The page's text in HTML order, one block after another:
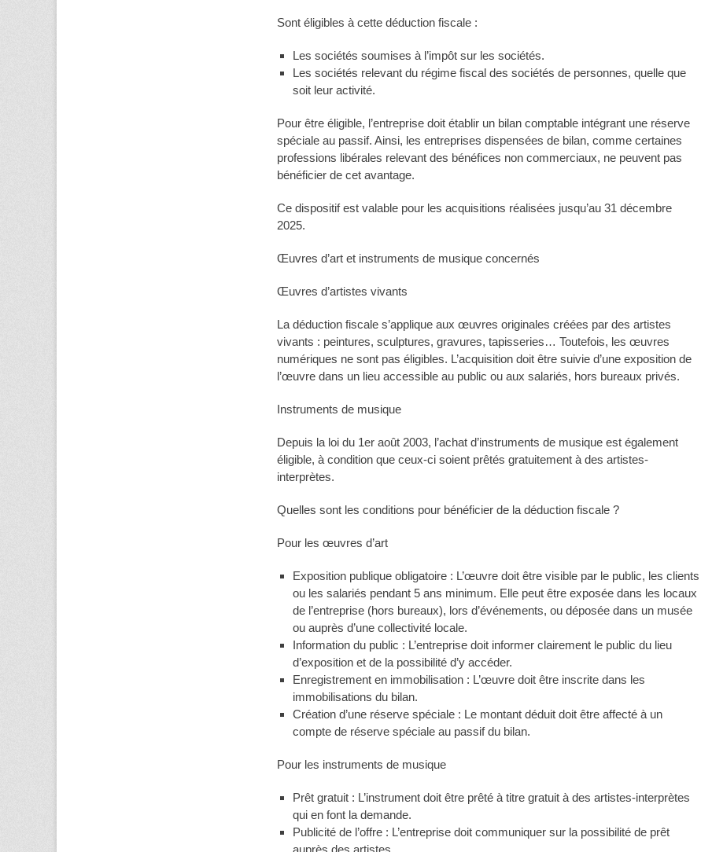
Sont éligibles à cette déduction fiscale :
Les sociétés soumises à l’impôt sur les sociétés.
Les sociétés relevant du régime fiscal des sociétés de personnes, quelle que
soit leur activité.
Pour être éligible, l’entreprise doit établir un bilan comptable intégrant une réserve
spéciale au passif. Ainsi, les entreprises dispensées de bilan, comme certaines
professions libérales relevant des bénéfices non commerciaux, ne peuvent pas
bénéficier de cet avantage.
Ce dispositif est valable pour les acquisitions réalisées jusqu’au 31 décembre
2025.
Œuvres d’art et instruments de musique concernés
Œuvres d’artistes vivants
La déduction fiscale s’applique aux œuvres originales créées par des artistes
vivants : peintures, sculptures, gravures, tapisseries… Toutefois, les œuvres
numériques ne sont pas éligibles. L’acquisition doit être suivie d’une exposition de
l’œuvre dans un lieu accessible au public ou aux salariés, hors bureaux privés.
Instruments de musique
Depuis la loi du 1er août 2003, l’achat d’instruments de musique est également
éligible, à condition que ceux-ci soient prêtés gratuitement à des artistes-
interprètes.
Quelles sont les conditions pour bénéficier de la déduction fiscale ?
Pour les œuvres d’art
Exposition publique obligatoire : L’œuvre doit être visible par le public, les clients
ou les salariés pendant 5 ans minimum. Elle peut être exposée dans les locaux
de l’entreprise (hors bureaux), lors d’événements, ou déposée dans un musée
ou auprès d’une collectivité locale.
Information du public : L’entreprise doit informer clairement le public du lieu
d’exposition et de la possibilité d’y accéder.
Enregistrement en immobilisation : L’œuvre doit être inscrite dans les
immobilisations du bilan.
Création d’une réserve spéciale : Le montant déduit doit être affecté à un
compte de réserve spéciale au passif du bilan.
Pour les instruments de musique
Prêt gratuit : L’instrument doit être prêté à titre gratuit à des artistes-interprètes
qui en font la demande.
Publicité de l’offre : L’entreprise doit communiquer sur la possibilité de prêt